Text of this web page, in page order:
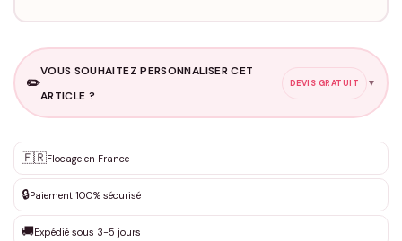
✏️
VOUS SOUHAITEZ PERSONNALISER CET
ARTICLE ?
DEVIS GRATUIT ▼
✨ Personnalisation sur mesure
DEVIS GRATUIT · Personnalisation de 3 à 10€ selon la demande
Que souhaitez-vous ?*
🇫🇷Flocage en France
🔒Paiement 100% sécurisé
🚚Expédié sous 3-5 jours